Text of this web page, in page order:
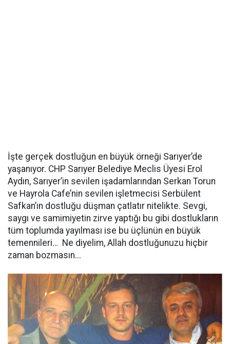
İşte gerçek dostluğun en büyük örneği Sarıyer’de
yaşanıyor. CHP Sarıyer Belediye Meclis Üyesi Erol
Aydın, Sarıyer’in sevilen işadamlarından Serkan Torun
ve Hayrola Cafe’nin sevilen işletmecisi Serbülent
Safkan’ın dostluğu düşman çatlatır nitelikte. Sevgi,
saygı ve samimiyetin zirve yaptığı bu gibi dostlukların
tüm toplumda yayılması ise bu üçlünün en büyük
temennileri… Ne diyelim, Allah dostluğunuzu hiçbir
zaman bozmasın...